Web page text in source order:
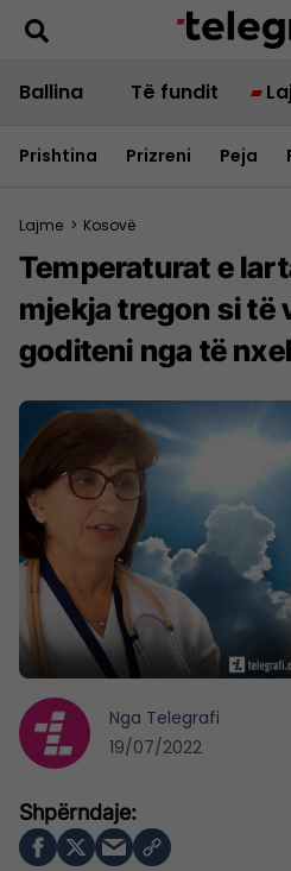
Ballina Të fundit
Prishtina Prizreni Peja
Lajme > Kosovë
Temperaturat e
mjekja tregon si të
goditeni nga të
Nga Telegrafi
19/07/2022